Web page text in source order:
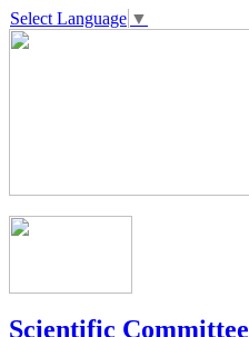
Select Language ▼
Scientific Committee